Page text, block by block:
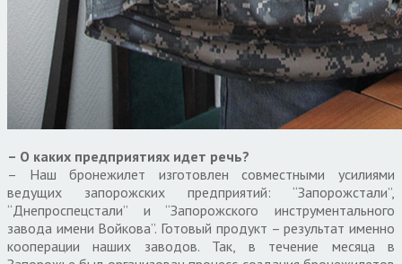
– О каких предприятиях идет речь?
– Наш бронежилет изготовлен совместными усилиями
ведущих запорожских предприятий: “Запорожстали”,
“Днепроспецстали” и “Запорожского инструментального
завода имени Войкова”. Готовый продукт – результат именно
кооперации наших заводов. Так, в течение месяца в